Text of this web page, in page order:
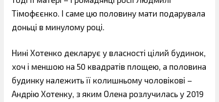
Тімофєєнко. І саме цю половину мати подарувала
доньці в минулому році.
Нині Хотенко декларує у власності цілий будинок,
хоч і меншою на 50 квадратів площею, а половина
будинку належить її колишньому чоловікові –
Андрію Хотенку, з яким Олена розлучилась у 2019